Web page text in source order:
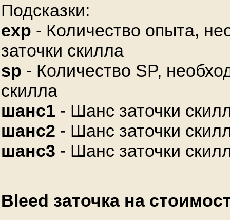
Подсказки:
exp - Количество опыта,
заточки скилла
sp - Количество SP,
скилла
шанс1 - Шанс заточки
шанс2 - Шанс заточки
шанс3 - Шанс заточки
Bleed заточка на